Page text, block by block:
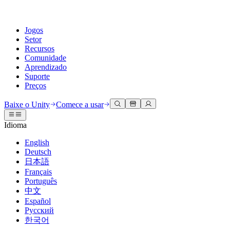
Jogos
Setor
Recursos
Comunidade
Aprendizado
Suporte
Preços
Engine do Unity
Crie jogos 2D e 3D para qualquer plataforma
Colaboração
Colabore e itere rapidamente com sua equipe
Baixe o Unity
Planos e preços
Implante
Multiplataforma
Colaboração 3D
Construa e revise projetos 3D em tempo real
Treinamento imersivo
Treine em ambientes imersivos
Experiências do cliente
Crie experiências interativas em 3D
Setores
Manufatura
Documentação
Ferramentas de desenvolvedor
Versões de lançamento e rastreador de problemas
Roteiro
Revisar recursos futuros
Glossário
Discussões
Eventos
Eventos globais e locais
Histórias da comunidade
Made with Unity
Mostrando criadores do Unity
Unity Learn
Domine habilidades do Unity gratuitamente
Treinamento profissional
Aprimore sua equipe com treinadores do Unity
É iniciante no Unity?
Conceitos básicos
Inicie seu aprendizado
Caminhos Essenciais do Unity
Obter ajuda
Ajudando você a ter sucesso com Unity
Planos de sucesso
Alcance seus objetivos mais rápido com suporte especializado
Perguntas frequentes
Respostas para perguntas comuns
Entre em contato conosco
Conecte-se com nossa equipe
Baixe o Unity Comece a usar
Idioma
English
Deutsch
日本語
Français
Português
中文
Español
Русский
한국어